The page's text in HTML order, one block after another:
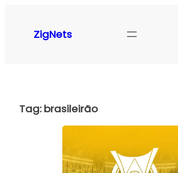
ZigNets
Tag:brasileirão